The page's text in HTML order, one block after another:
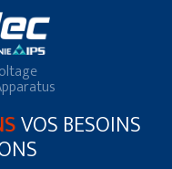
VOS BESOINS